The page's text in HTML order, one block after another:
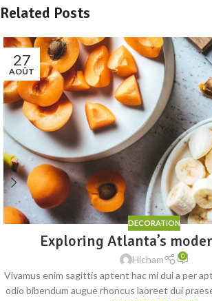
Related Posts
27
AOÛT
DECORATION
Exploring Atlanta’s
Hicham 0
Vivamus enim sagittis aptent hac mi dui a per
odio bibendum augue rhoncus laoreet dui